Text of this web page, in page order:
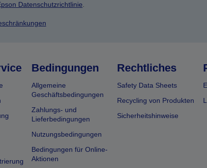
Datenschutzrichtlinie.
Bedingungen
Allgemeine
Geschäftsbedingungen
Zahlungs- und
Lieferbedingungen
Nutzungsbedingungen
Bedingungen für Online-
Aktionen
Rechtliches
Safety Data Sheets
Recycling von Produkten
Sicherheitshinweise